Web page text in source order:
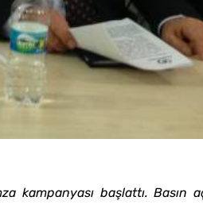
kampanyası başlattı. Basın